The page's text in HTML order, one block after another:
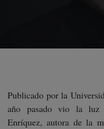
Publicado por la
año pasado vio la
Enríquez, autora de la